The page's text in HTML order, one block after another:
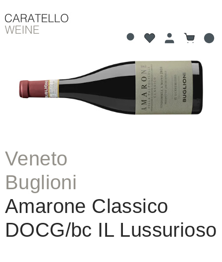
Bildergalerie überspringen
Veneto
Buglioni
Amarone Classico
DOCG/bc IL Lussurioso